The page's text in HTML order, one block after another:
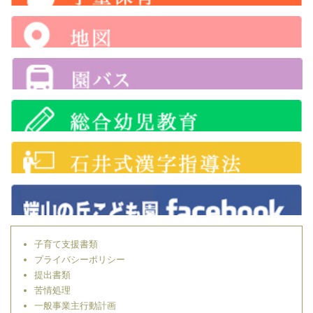
子育て支援書類
プライバシーポリシー
提出書類
苦情処理
一般事業主行動計画